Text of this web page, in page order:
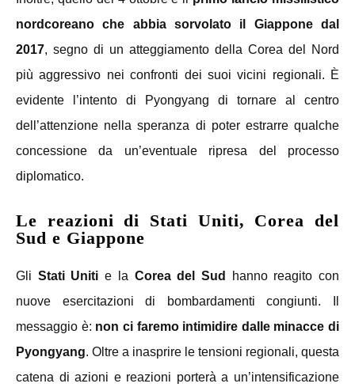
nordcoreano che abbia sorvolato il Giappone dal
2017, segno di un atteggiamento della Corea del Nord
più aggressivo nei confronti dei suoi vicini regionali. È
evidente l’intento di Pyongyang di tornare al centro
dell’attenzione nella speranza di poter estrarre qualche
concessione da un’eventuale ripresa del processo
diplomatico.
Le reazioni di Stati Uniti, Corea del
Sud e Giappone
Gli Stati Uniti e la Corea del Sud
hanno reagito con
nuove esercitazioni di bombardamenti congiunti. Il
messaggio è: non ci faremo intimidire dalle minacce di
Pyongyang. Oltre a inasprire le tensioni regionali, questa
catena di azioni e reazioni porterà a un’intensificazione